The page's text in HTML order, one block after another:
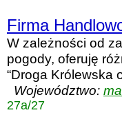
Firma
W zależności od
pogody, oferuję
“Droga Królewska
Województwo:
27a/27